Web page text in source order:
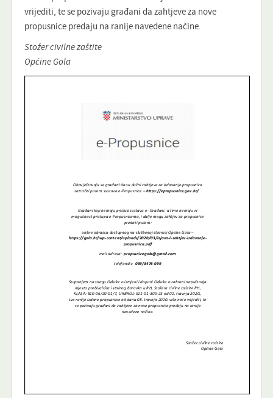
vrijediti, te se pozivaju građani da zahtjeve za nove
propusnice predaju na ranije navedene načine.
Stožer civilne zaštite
Općine Gola